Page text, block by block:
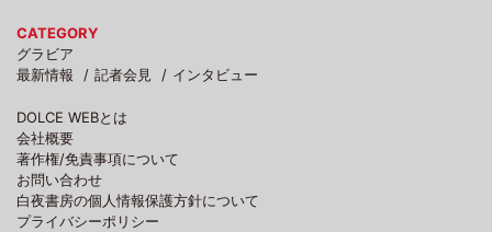
CATEGORY
グラビア
最新情報
記者会見 インタビュー
DOLCE WEBとは
会社概要
著作権/免責事項について
お問い合わせ
白夜書房の個人情報保護方針について
プライバシーポリシー